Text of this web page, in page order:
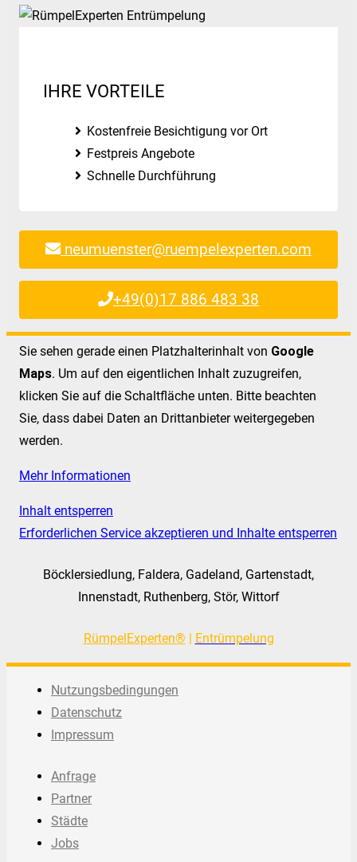
IHRE VORTEILE
Kostenfreie Besichtigung vor Ort
Festpreis Angebote
Schnelle Durchführung
neumuenster@ruempelexperten.com
+49(0)17 886 483 38
Sie sehen gerade einen Platzhalterinhalt von Google
Maps. Um auf den eigentlichen Inhalt zuzugreifen,
klicken Sie auf die Schaltfläche unten. Bitte beachten
Sie, dass dabei Daten an Drittanbieter weitergegeben
werden.
Mehr Informationen
Inhalt entsperren
Erforderlichen Service akzeptieren und Inhalte entsperren
Böcklersiedlung, Faldera, Gadeland, Gartenstadt,
Innenstadt, Ruthenberg, Stör, Wittorf
RümpelExperten® Entrümpelung
Nutzungsbedingungen
Datenschutz
Impressum
Anfrage
Partner
Städte
Jobs